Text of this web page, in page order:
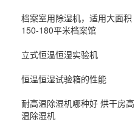
档案室用除湿机，适用大面积
150-180平米档案馆
立式恒温恒湿实验机
恒温恒湿试验箱的性能
耐高温除湿机哪种好 烘干房高
温除湿机